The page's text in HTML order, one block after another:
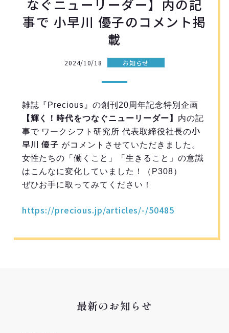
なぐニューリーダー】内の記
事で 小早川 優子のコメント掲
載
2024/10/18 お知らせ
雑誌『Precious』の創刊20周年記念特別企画
【輝く！時代をつなぐニューリーダー】 内の記
事で ワークシフト研究所 代表取締役社長の小
早川 優子 がコメントさせていただきました。
女性たちの「働くこと」「生きること」の意識
はこんなに変化していました！（P308）
ぜひお手に取ってみてください！
https://precious.jp/articles/-/50485
最新のお知らせ